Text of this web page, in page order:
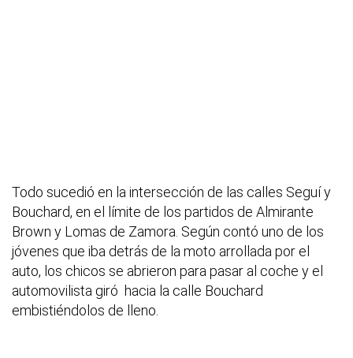
Todo sucedió en la intersección de las calles Seguí y
Bouchard, en el límite de los partidos de Almirante
Brown y Lomas de Zamora. Según contó uno de los
jóvenes que iba detrás de la moto arrollada por el
auto, los chicos se abrieron para pasar al coche y el
automovilista giró hacia la calle Bouchard
embistiéndolos de lleno.